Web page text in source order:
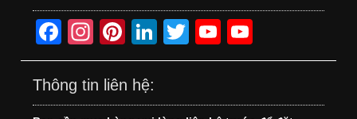
F
a
c
e
In
st
a
gr
Pi
nt
er
e
Li
n
e
T
wi
er
Y
o
T
o
T
Thông tin liên hệ: